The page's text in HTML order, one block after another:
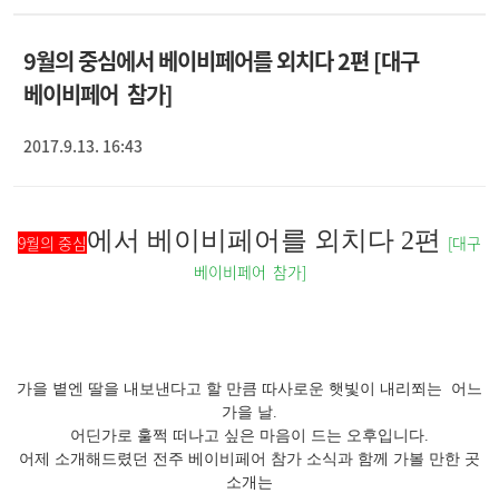
9월의 중심에서 베이비페어를 외치다 2편 [대구
베이비페어 참가]
2017.9.13. 16:43
9월의 중심에서 베이비페어를 외치다 2편 [대구
베이비페어 참가]
가을 볕엔 딸을 내보낸다고 할 만큼 따사로운 햇빛이 내리쬐는 어느
가을 날.
어딘가로 훌쩍 떠나고 싶은 마음이 드는 오후입니다.
어제 소개해드렸던 전주 베이비페어 참가 소식과 함께 가볼 만한 곳
소개는